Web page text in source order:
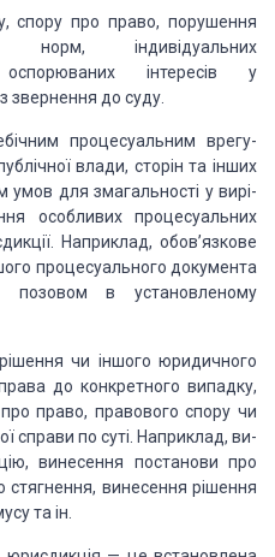
спору про право, порушення
норм, індивідуальних
інтересів у
звернення до суду.
процесуальним врегу­
влади, сторін та інших
умов для змагальності у вирі­
особливих процесуальних
Наприклад, обов’язкове
процесуального документа
в установленому
чи іншого юридич­ного
до конкретного випад­ку,
право, правового спору чи
справи по суті. Наприклад, ви­
винесення постанови про
стягнення, винесення рішення
та ін.